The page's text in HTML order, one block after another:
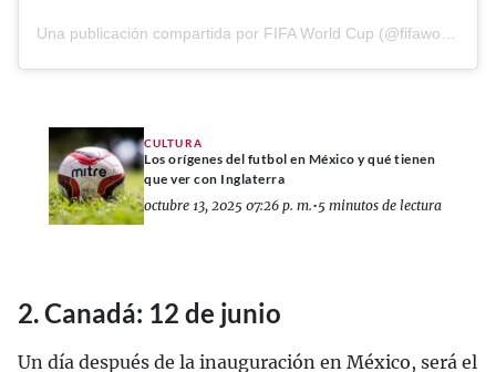
CULTURA
Los orígenes del futbol en México y qué tienen
que ver con Inglaterra
octubre 13, 2025 07:26 p. m.•5 minutos de lectura
2. Canadá: 12 de junio
Un día después de la inauguración en México, será el